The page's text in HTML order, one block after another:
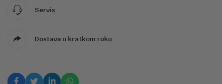
Servis
Dostava u kratkom roku